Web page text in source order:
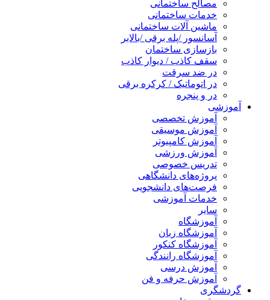
مصالح ساختمانی
خدمات ساختمانی
ماشین آلات ساختمانی
آسانسور /پله برقی /بالابر
بازسازی ساختمان
سقف کاذب / دیوار کاذب
در ضد سرقت
در اتوماتیک / کرکره برقی
در و پنجره
آموزشی
آموزش تخصصی
آموزش موسیقی
آموزش کامپیوتر
آموزش ورزشی
تدریس خصوصی
پروژه‌های دانشگاهی
فرصت‌های دانشجویی
خدمات آموزشی
سایر
آموزشگاه
آموزشگاه زبان
آموزشگاه کنکور
آموزشگاه رانندگی
آموزش درسی
آموزش حرفه و فن
گردشگری